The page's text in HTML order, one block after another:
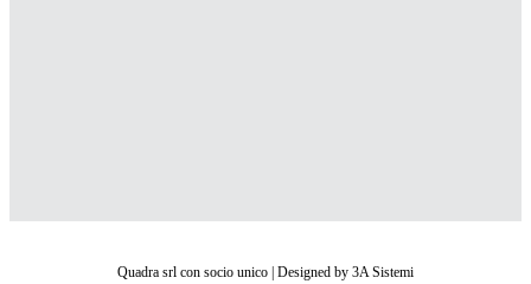
Quadra srl con socio unico | Designed by 3A Sistemi